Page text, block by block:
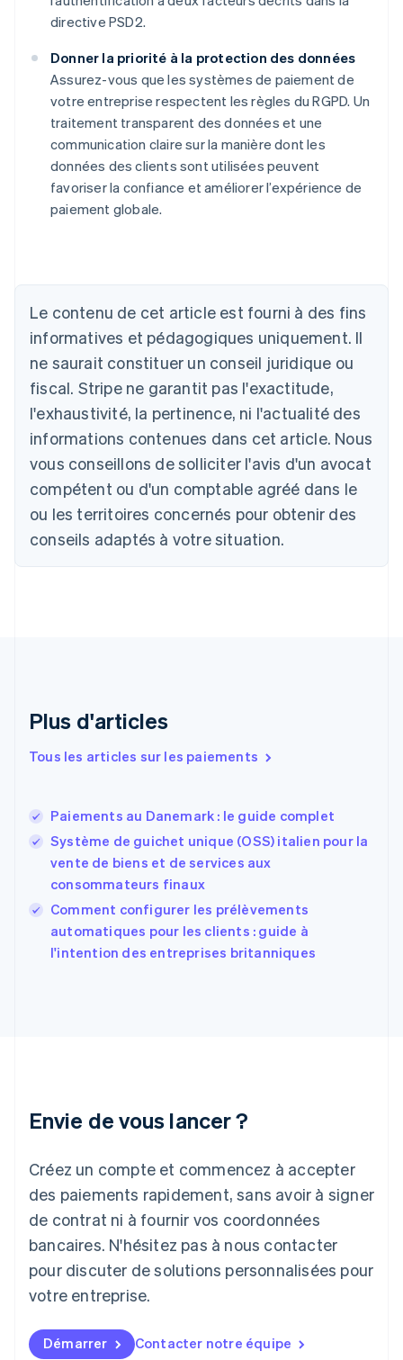
directive PSD2.
Donner la priorité à la protection des données
Assurez-vous que les systèmes de paiement de
votre entreprise respectent les règles du RGPD. Un
traitement transparent des données et une
communication claire sur la manière dont les
données des clients sont utilisées peuvent
favoriser la confiance et améliorer l’expérience de
paiement globale.
Le contenu de cet article est fourni à des fins
informatives et pédagogiques uniquement. Il
ne saurait constituer un conseil juridique ou
fiscal. Stripe ne garantit pas l'exactitude,
l'exhaustivité, la pertinence, ni l'actualité des
informations contenues dans cet article. Nous
vous conseillons de solliciter l'avis d'un avocat
compétent ou d'un comptable agréé dans le
ou les territoires concernés pour obtenir des
conseils adaptés à votre situation.
Plus d'articles
Tous les articles sur les paiements
Paiements au Danemark : le guide complet
Système de guichet unique (OSS) italien pour la
vente de biens et de services aux
consommateurs finaux
Comment configurer les prélèvements
automatiques pour les clients : guide à
l'intention des entreprises britanniques
Envie de vous lancer ?
Créez un compte et commencez à accepter
des paiements rapidement, sans avoir à signer
de contrat ni à fournir vos coordonnées
bancaires. N'hésitez pas à nous contacter
pour discuter de solutions personnalisées pour
votre entreprise.
Démarrer Contacter notre équipe
DeutschEnglish
English
Autriche
Deutsch English
Belgique
NederlandsFrançaisDeutschEnglish
Brésil
Bulgarie
English
Canada
English Français
Chine continentale
Espagne
Estonie
EnglishEspañol简体中文
Finlande
English Svenska
Français English
Gibraltar
English
Grèce
Japon
Lettonie
English
Liechtenstein
DeutschEnglish
Lituanie
Luxembourg
FrançaisDeutschEnglish
English简体中文
Malte